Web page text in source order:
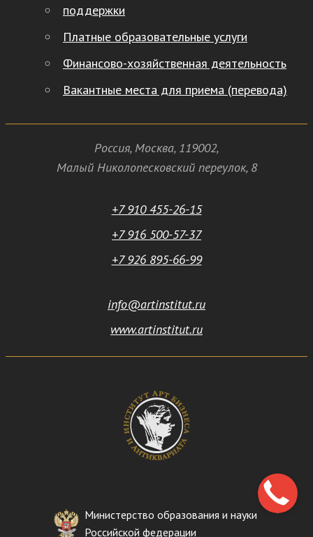
поддержки
Платные образовательные услуги
Финансово-хозяйственная деятельность
Вакантные места для приема (перевода)
Россия, Москва, 119002,
Малый Николопесковский переулок,8
+7 910 455-26-15
+7 916 500-57-37
+7 926 895-66-99
info@artinstitut.ru
www.artinstitut.ru
Министерство образования и науки
Российской федерации